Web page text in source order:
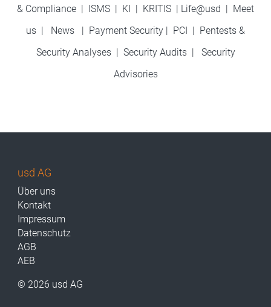
& Compliance | ISMS | KI | KRITIS | Life@usd | Meet
us | News | Payment Security | PCI | Pentests &
Security Analyses | Security Audits| Security
Advisories
usd AG
Über uns
Kontakt
Impressum
Datenschutz
AGB
AEB
© 2026 usd AG